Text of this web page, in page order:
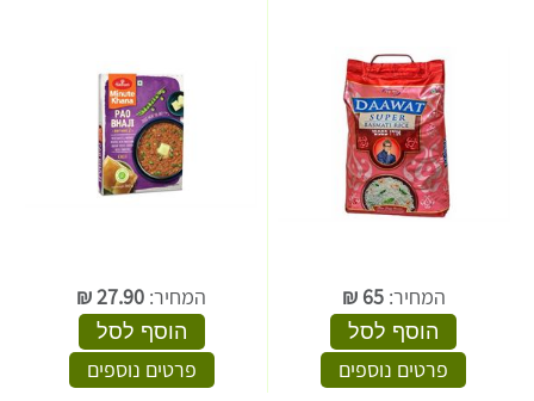
המחיר:65
₪
הוסף לסל
פרטים נוספים
המחיר: 27.90
₪
הוסף לסל
פרטים נוספים